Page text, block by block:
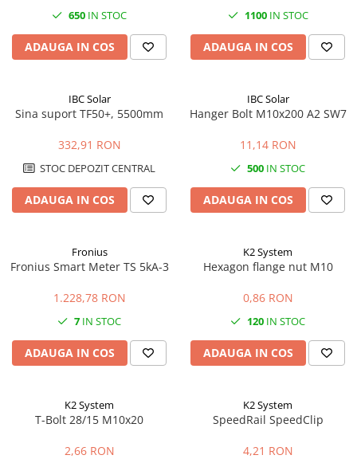
650 IN STOC
ADAUGA IN COS
1100IN STOC
ADAUGA IN COS
IBC Solar
Sina suport TF50+, 5500mm
332,91 RON
STOC DEPOZIT CENTRAL
ADAUGA IN COS
IBC Solar
Hanger Bolt M10x200 A2 SW7
11,14 RON
500 IN STOC
ADAUGA IN COS
Fronius
Fronius Smart Meter TS 5kA-3
1.228,78 RON
7 IN STOC
ADAUGA IN COS
K2 System
Hexagon flange nut M10
0,86 RON
120 IN STOC
ADAUGA IN COS
K2 System
T-Bolt 28/15 M10x20
2,66 RON
K2 System
SpeedRail SpeedClip
4,21 RON